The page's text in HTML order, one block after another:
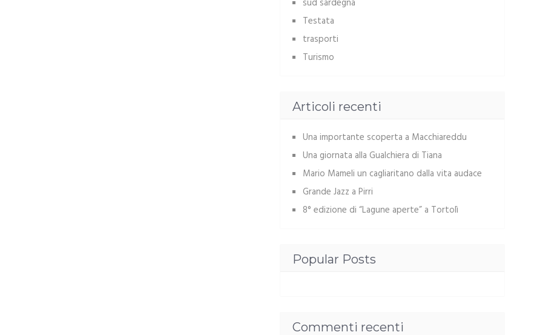
sud sardegna
Testata
trasporti
Turismo
Articoli recenti
Una importante scoperta a Macchiareddu
Una giornata alla Gualchiera di Tiana
Mario Mameli un cagliaritano dalla vita audace
Grande Jazz a Pirri
8° edizione di “Lagune aperte” a Tortolì
Popular Posts
Commenti recenti